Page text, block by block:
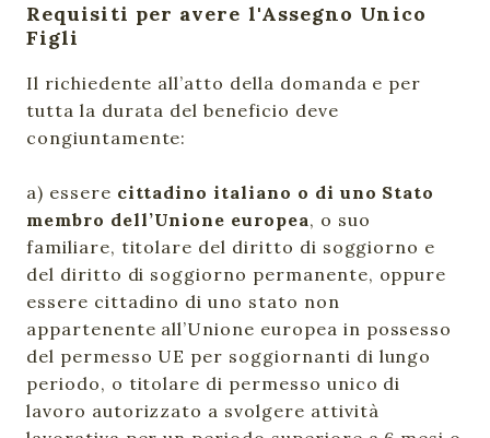
Requisiti per avere l'Assegno Unico
Figli
Il richiedente all’atto della domanda e per
tutta la durata del beneficio deve
congiuntamente:
a) essere cittadino italiano o di uno Stato
membro dell’Unione europea, o suo
familiare, titolare del diritto di soggiorno e
del diritto di soggiorno permanente, oppure
essere cittadino di uno stato non
appartenente all’Unione europea in possesso
del permesso UE per soggiornanti di lungo
periodo, o titolare di permesso unico di
lavoro autorizzato a svolgere attività